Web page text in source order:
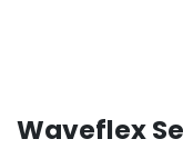
Waveflex